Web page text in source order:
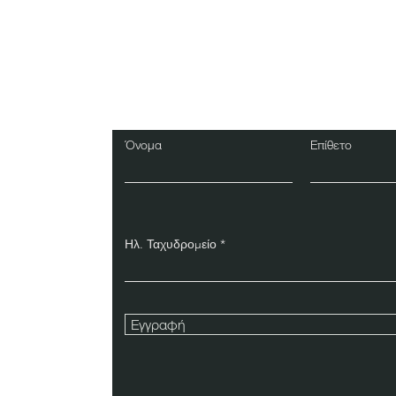
Όνομα Επίθετο
Ηλ. Ταχυδρομείο
Εγγραφή